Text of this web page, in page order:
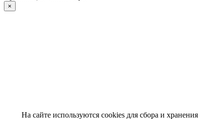
×
На сайте используются cookies для сбора и хранения